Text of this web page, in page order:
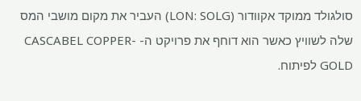
סולגולד ממוקד אקוודור (LON: SOLG) העביר את מקום מושבי המס
שלה לשוויץ כאשר הוא דוחף את פרויקט ה- CASCABEL COPPER-
GOLD לפיתוח.